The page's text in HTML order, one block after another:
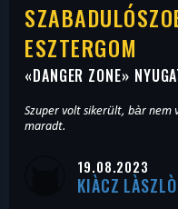
ESZTERGOM
«DANGER ZONE»
Szuper volt sikerült, bàr
maradt.
19.08.2023
KIÀCZ LÀSZLÒ